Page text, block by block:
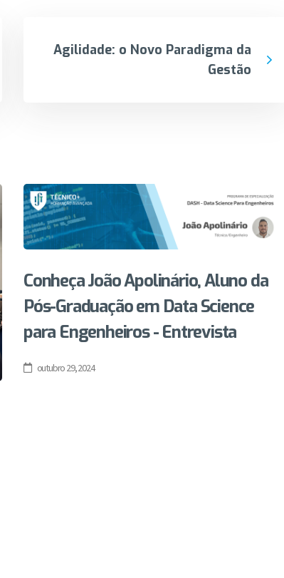
Agilidade: o Novo Paradigma da
Gestão
Conheça João Apolinário, Aluno da
Pós-Graduação em Data Science
para Engenheiros - Entrevista
outubro 29, 2024